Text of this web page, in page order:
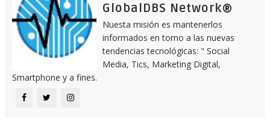
GlobalDBS Network®
Nuesta misión es mantenerlos
informados en torno a las nuevas
tendencias tecnológicas: " Social
Media, Tics, Marketing Digital,
Smartphone y a fines.